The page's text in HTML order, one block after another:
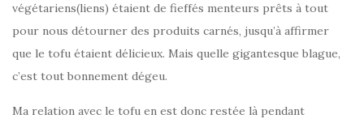
végétariens(liens) étaient de fieffés menteurs prêts à tout
pour nous détourner des produits carnés, jusqu’à affirmer
que le tofu étaient délicieux. Mais quelle gigantesque blague,
c’est tout bonnement dégeu.
Ma relation avec le tofu en est donc restée là pendant